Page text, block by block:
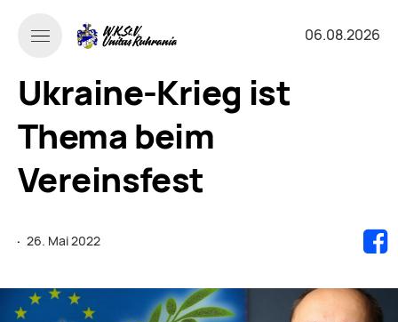
06.08.2026
Ukraine-Krieg ist
Thema beim
Vereinsfest
· 26. Mai 2022